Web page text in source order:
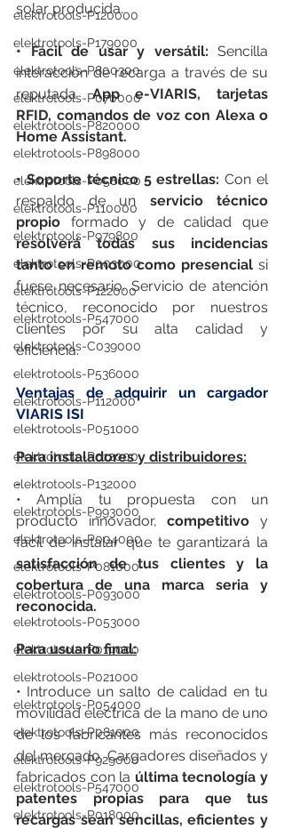
elektrotools-P120000
elektrotools-P179000
elektrotools-P800300
elektrotools-P070000
elektrotools-P820000
elektrotools-P898000
elektrotools-P058000
elektrotools-P110000
elektrotools-P979800
elektrotools-P003000
elektrotools-P122000
elektrotools-P547000
elektrotools-C039000
elektrotools-P536000
elektrotools-P112000
elektrotools-P051000
elektrotools-P012000
elektrotools-P132000
elektrotools-P993000
elektrotools-P004000
elektrotools-P081000
elektrotools-P093000
elektrotools-P053000
elektrotools-P019000
elektrotools-P021000
elektrotools-P054000
elektrotools-P081000
elektrotools-P929000
elektrotools-P547000
elektrotools-P018000
solar producida.
• Fácil de usar y versátil: Sencilla
interacción de recarga a través de su
reputada App e-VIARIS, tarjetas
RFID, comandos de voz con Alexa o
Home Assistant.
• Soporte técnico 5 estrellas: Con el
respaldo de un servicio técnico
propio
resolverá todas sus incidencias
tanto en remoto como presencial si
fuese necesario. Servicio de atención
técnico, reconocido por nuestros
clientes por su alta calidad y
eficiencia.
Ventajas de adquirir un cargador
VIARIS ISI
Para instaladores y distribuidores:
• Amplía tu propuesta con un
producto innovador, competitivo y
satisfacción de tus clientes y la
cobertura de una marca seria y
reconocida.
Para usuario final:
• Introduce un salto de calidad en tu
movilidad eléctrica de la mano de uno
de los fabricantes más reconocidos
del mercado. Cargadores diseñados y
fabricados con la última tecnología y
patentes propias para que tus
recargas sean sencillas, eficientes y